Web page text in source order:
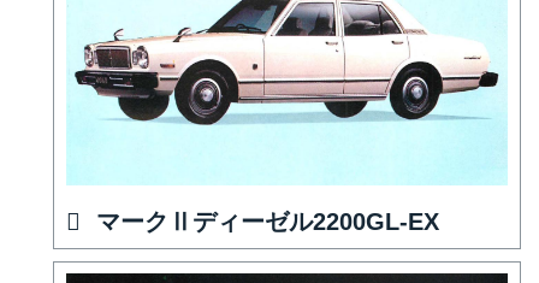
マークⅡディーゼル2200GL-EX